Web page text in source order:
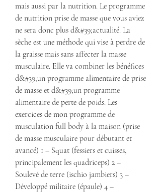
mais aussi par la nutrition. Le programme
de nutrition prise de masse que vous aviez
ne sera donc plus d&#39;actualité. La
sèche est une méthode qui vise à perdre de
la graisse mais sans affecter la masse
musculaire. Elle va combiner les bénéfices
d&#39;un programme alimentaire de prise
de masse et d&#39;un programme
alimentaire de perte de poids. Les
exercices de mon programme de
musculation full body à la maison (prise
de masse musculaire pour débutant et
avancé) 1 – Squat (fessiers et cuisses,
principalement les quadriceps) 2 –
Soulevé de terre (ischio jambiers) 3 –
Développé militaire (épaule) 4 –